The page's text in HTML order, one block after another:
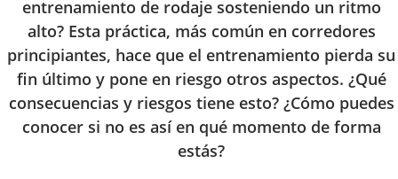
entrenamiento de rodaje sosteniendo un ritmo
alto? Esta práctica, más común en corredores
principiantes, hace que el entrenamiento pierda su
fin último y pone en riesgo otros aspectos. ¿Qué
consecuencias y riesgos tiene esto? ¿Cómo puedes
conocer si no es así en qué momento de forma
estás?